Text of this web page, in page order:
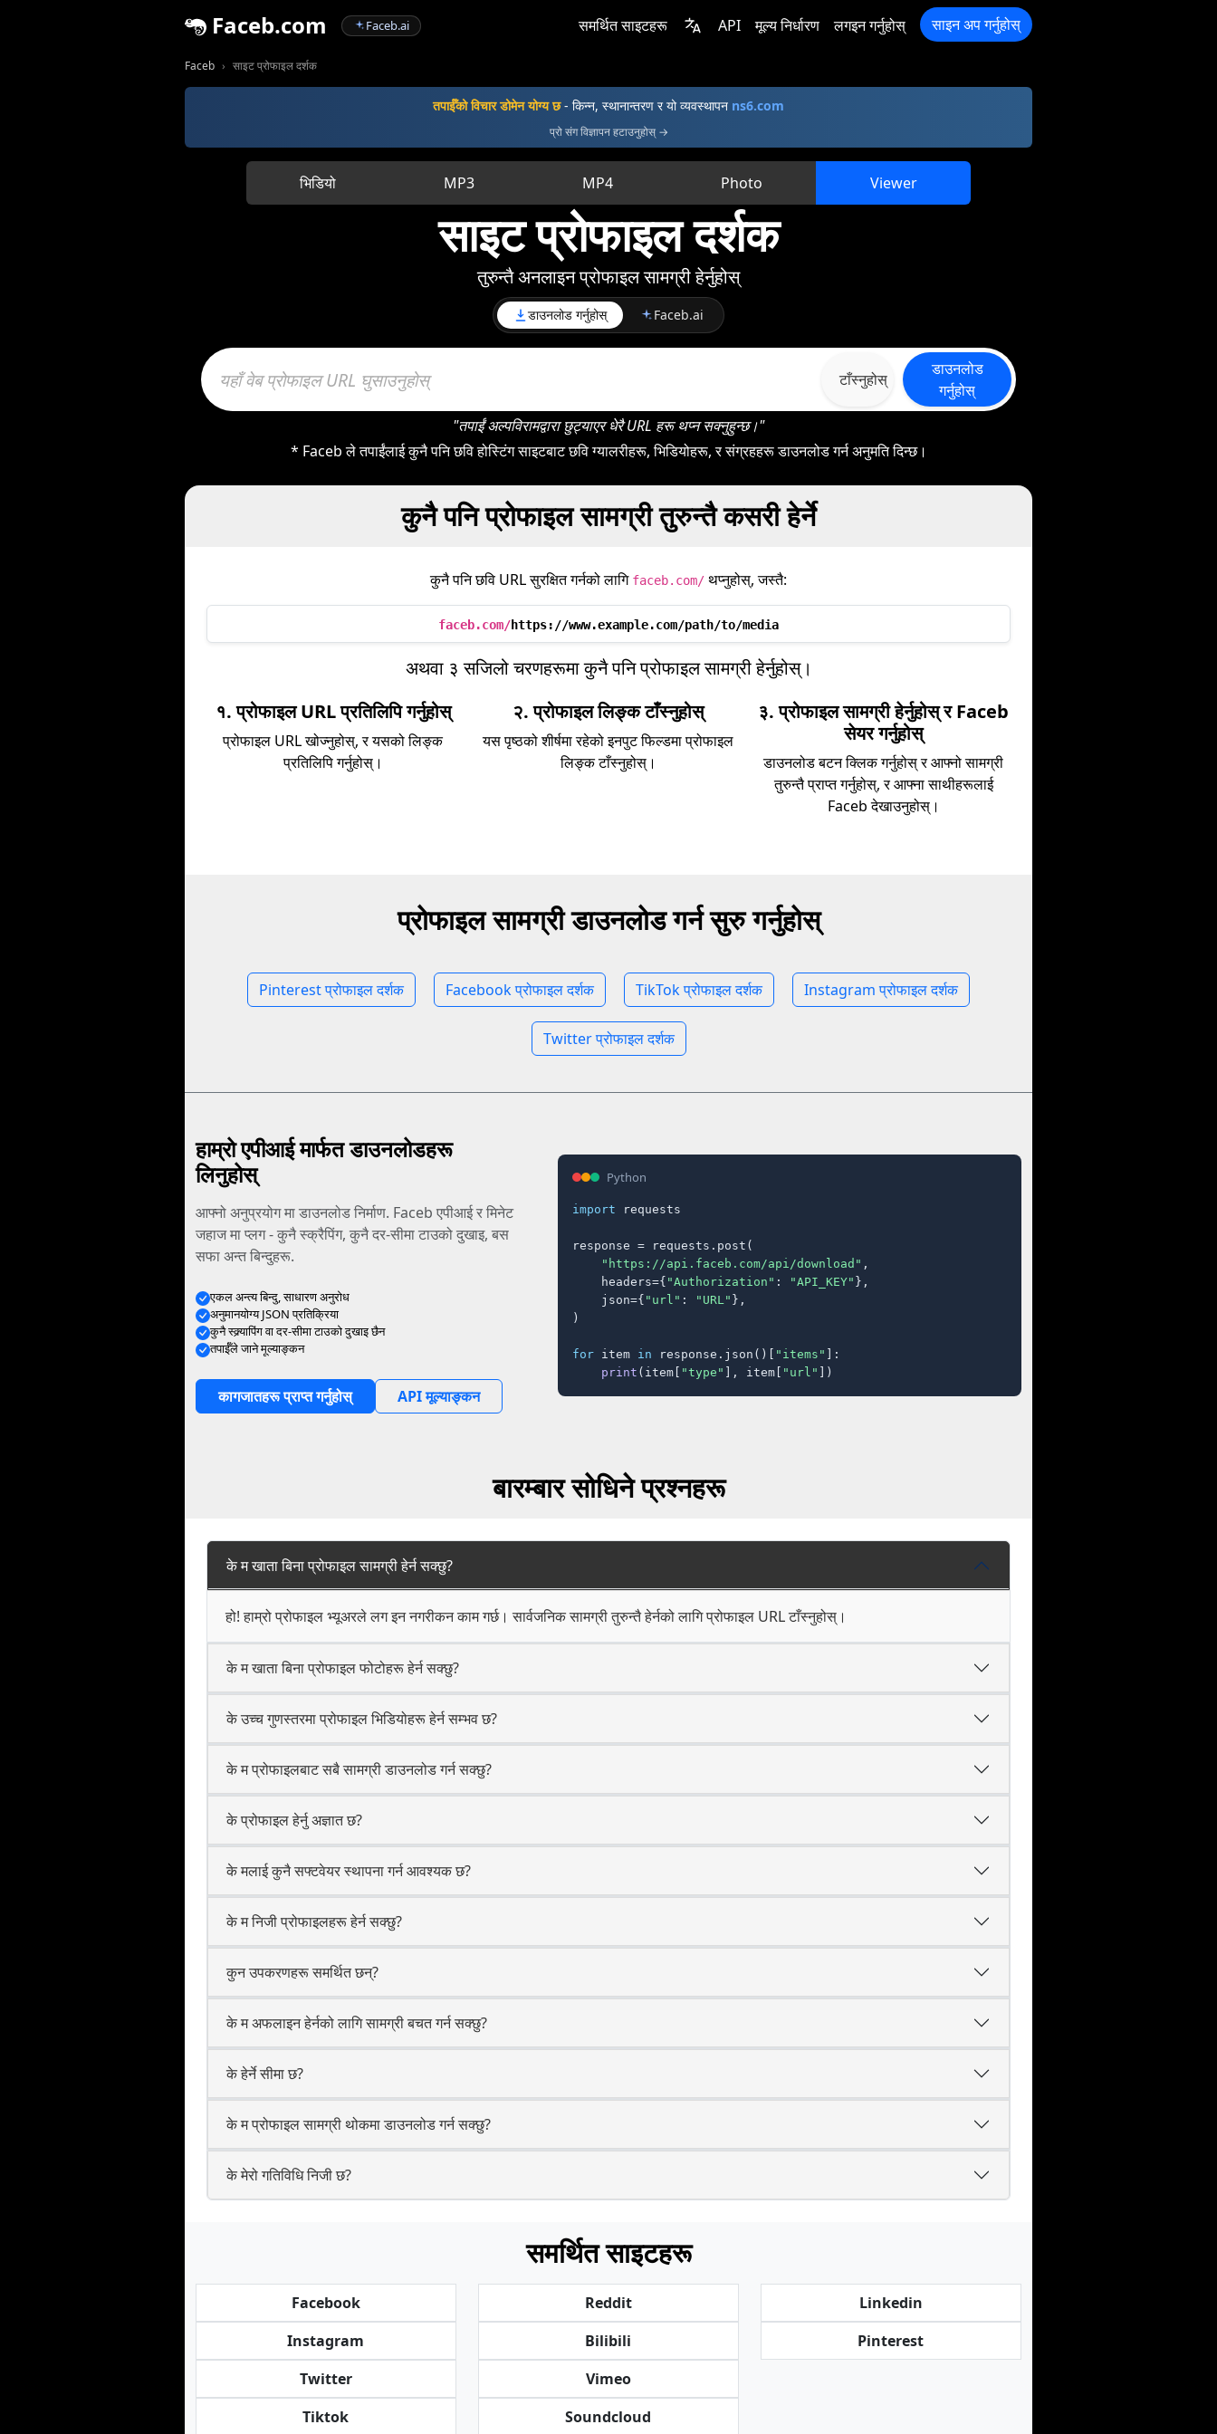
Faceb.com Faceb.ai समर्थित साइटहरू API मूल्य निर्धारण लगइन गर्नुहोस् साइन अप गर्नुहोस्
Faceb साइट प्रोफाइल दर्शक
तपाईँको विचार डोमेन योग्य छ- किन्न, स्थानान्तरण र यो व्यवस्थापन ns6.com
प्रो संग विज्ञापन हटाउनुहोस् →
भिडियो MP3 MP4 Photo Viewer
साइट प्रोफाइल दर्शक
तुरुन्तै अनलाइन प्रोफाइल सामग्री हेर्नुहोस्
डाउनलोड गर्नुहोस् Faceb.ai
टाँस्नुहोस्
डाउनलोड
गर्नुहोस्
"तपाईं अल्पविरामद्वारा छुट्याएर धेरै URL हरू थप्न सक्नुहुन्छ।"
* Faceb ले तपाईंलाई कुनै पनि छवि होस्टिंग साइटबाट छवि ग्यालरीहरू, भिडियोहरू, र संग्रहहरू डाउनलोड गर्न अनुमति दिन्छ।
कुनै पनि प्रोफाइल सामग्री तुरुन्तै कसरी हेर्ने
कुनै पनि छवि URL सुरक्षित गर्नको लागि faceb.com/ थप्नुहोस्, जस्तै:
faceb.com/https://www.example.com/path/to/media
अथवा ३ सजिलो चरणहरूमा कुनै पनि प्रोफाइल सामग्री हेर्नुहोस्।
१. प्रोफाइल URL प्रतिलिपि गर्नुहोस्
प्रोफाइल URL खोज्नुहोस्, र यसको लिङ्क
प्रतिलिपि गर्नुहोस्।
२. प्रोफाइल लिङ्क टाँस्नुहोस्
यस पृष्ठको शीर्षमा रहेको इनपुट फिल्डमा प्रोफाइल
लिङ्क टाँस्नुहोस्।
३. प्रोफाइल सामग्री हेर्नुहोस् र Faceb
सेयर गर्नुहोस्
डाउनलोड बटन क्लिक गर्नुहोस् र आफ्नो सामग्री
तुरुन्तै प्राप्त गर्नुहोस्, र आफ्ना साथीहरूलाई
Faceb देखाउनुहोस्।
प्रोफाइल सामग्री डाउनलोड गर्न सुरु गर्नुहोस्
Pinterest प्रोफाइल दर्शक Facebook प्रोफाइल दर्शक TikTok प्रोफाइल दर्शक Instagram प्रोफाइल दर्शक
Twitter प्रोफाइल दर्शक
हाम्रो एपीआई मार्फत डाउनलोडहरू
लिनुहोस्
आफ्नो अनुप्रयोग मा डाउनलोड निर्माण. Faceb एपीआई र मिनेट
जहाज मा प्लग - कुनै स्क्रैपिंग, कुनै दर-सीमा टाउको दुखाइ, बस
सफा अन्त बिन्दुहरू.
एकल अन्त्य बिन्दु, साधारण अनुरोध
अनुमानयोग्य JSON प्रतिक्रिया
कुनै स्क्र्यापिंग वा दर-सीमा टाउको दुखाइ छैन
तपाईँले जाने मूल्याङ्कन
कागजातहरू प्राप्त गर्नुहोस् API मूल्याङ्कन
Python
import requests
response = requests.post(
"https://api.faceb.com/api/download" ,
    headers={
"Authorization" : "API_KEY" },
    json={
"url" : "URL" },
)
for item in response.json()[ "items" ]:
print (item[ "type" ], item[ "url" ])
बारम्बार सोधिने प्रश्नहरू
के म खाता बिना प्रोफाइल सामग्री हेर्न सक्छु?
हो! हाम्रो प्रोफाइल भ्यूअरले लग इन नगरीकन काम गर्छ। सार्वजनिक सामग्री तुरुन्तै हेर्नको लागि प्रोफाइल URL टाँस्नुहोस्।
के म खाता बिना प्रोफाइल फोटोहरू हेर्न सक्छु?
के उच्च गुणस्तरमा प्रोफाइल भिडियोहरू हेर्न सम्भव छ?
के म प्रोफाइलबाट सबै सामग्री डाउनलोड गर्न सक्छु?
के प्रोफाइल हेर्नु अज्ञात छ?
के मलाई कुनै सफ्टवेयर स्थापना गर्न आवश्यक छ?
के म निजी प्रोफाइलहरू हेर्न सक्छु?
कुन उपकरणहरू समर्थित छन्?
के म अफलाइन हेर्नको लागि सामग्री बचत गर्न सक्छु?
के हेर्ने सीमा छ?
के म प्रोफाइल सामग्री थोकमा डाउनलोड गर्न सक्छु?
के मेरो गतिविधि निजी छ?
समर्थित साइटहरू
Facebook
Instagram
Twitter
Tiktok
Reddit
Bilibili
Vimeo
Soundcloud
Linkedin
Pinterest